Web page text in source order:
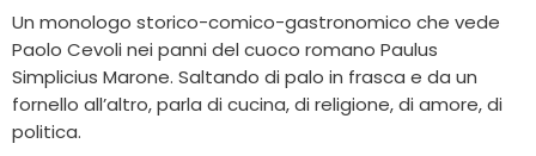
Un monologo storico-comico-gastronomico che vede
Paolo Cevoli nei panni del cuoco romano Paulus
Simplicius Marone. Saltando di palo in frasca e da un
fornello all’altro, parla di cucina, di religione, di amore, di
politica.